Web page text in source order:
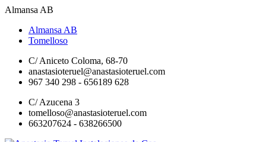
Almansa AB
Almansa AB
Tomelloso
C/ Aniceto Coloma, 68-70
anastasioteruel@anastasioteruel.com
967 340 298 - 656189 628
C/ Azucena 3
tomelloso@anastasioteruel.com
663207624 - 638266500